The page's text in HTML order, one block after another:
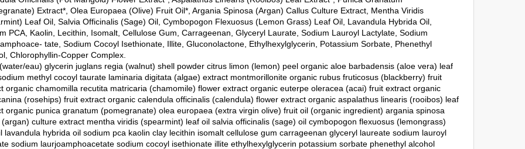
Extract*, Olea Europaea (Olive) Fruit Oil*, Argania Spinosa (Argan) Callus Culture Extract, Mentha Viridis
Leaf Oil, Salvia Officinalis (Sage) Oil, Cymbopogon Flexuosus (Lemon Grass) Leaf Oil, Lavandula Hybrida Oil,
PCA, Kaolin, Lecithin, Isomalt, Cellulose Gum, Carrageenan, Glyceryl Laurate, Sodium Lauroyl Lactylate, Sodium
tate, Sodium Cocoyl Isethionate, Illite, Gluconolactone, Ethylhexylglycerin, Potassium Sorbate, Phenethyl
Chlorophyllin-Copper Complex.
eau) glycerin juglans regia (walnut) shell powder citrus limon (lemon) peel organic aloe barbadensis (aloe vera) leaf
methyl cocoyl taurate laminaria digitata (algae) extract montmorillonite organic rubus fruticosus (blackberry) fruit
organic chamomilla recutita matricaria (chamomile) flower extract organic euterpe oleracea (acai) fruit extract organic
(rosehips) fruit extract organic calendula officinalis (calendula) flower extract organic aspalathus linearis (rooibos) leaf
organic punica granatum (pomegranate) olea europaea (extra virgin olive) fruit oil (organic ingredient) argania spinosa
culture extract mentha viridis (spearmint) leaf oil salvia officinalis (sage) oil cymbopogon flexuosus (lemongrass)
lavandula hybrida oil sodium pca kaolin clay lecithin isomalt cellulose gum carrageenan glyceryl laureate sodium lauroyl
sodium laurjoamphoacetate sodium cocoyl isethionate illite ethylhexylglycerin potassium sorbate phenethyl alcohol